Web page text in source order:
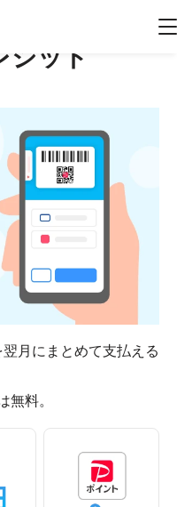
ジット
月にまとめて支払える
無料。